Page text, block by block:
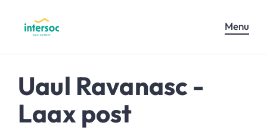
Menu
Uaul Ravanasc -
Laax post